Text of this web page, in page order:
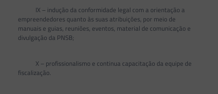
IX – indução da conformidade legal com a orientação a
empreendedores quanto às suas atribuições, por meio de
manuais e guias, reuniões, eventos, material de comunicação e
divulgação da PNSB;
X – profissionalismo e continua capacitação da equipe de
fiscalização.